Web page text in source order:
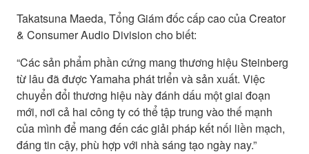
Takatsuna Maeda, Tổng Giám đốc cấp cao của Creator
& Consumer Audio Division cho biết:
“Các sản phẩm phần cứng mang thương hiệu Steinberg
từ lâu đã được Yamaha phát triển và sản xuất. Việc
chuyển đổi thương hiệu này đánh dấu một giai đoạn
mới, nơi cả hai công ty có thể tập trung vào thế mạnh
của mình để mang đến các giải pháp kết nối liền mạch,
đáng tin cậy, phù hợp với nhà sáng tạo ngày nay.”